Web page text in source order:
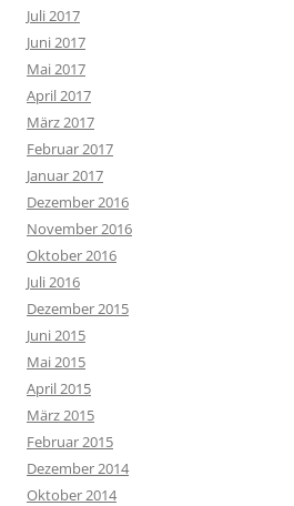
Juli 2017
Juni 2017
Mai 2017
April 2017
März 2017
Februar 2017
Januar 2017
Dezember 2016
November 2016
Oktober 2016
Juli 2016
Dezember 2015
Juni 2015
Mai 2015
April 2015
März 2015
Februar 2015
Dezember 2014
Oktober 2014